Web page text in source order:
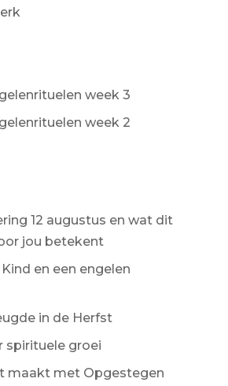
week 3
week 2
12 augustus en wat dit
jou betekent
en een engelen
in de Herfst
spirituele groei
maakt met Opgestegen